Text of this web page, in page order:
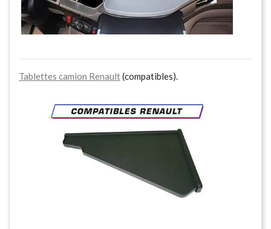
Tablettes camion Renault(compatibles).